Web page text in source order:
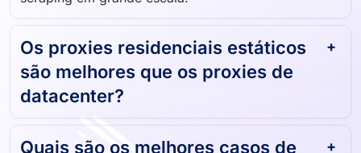
Os proxies residenciais estáticos
são melhores que os proxies de
datacenter?
Quais são os melhores casos de